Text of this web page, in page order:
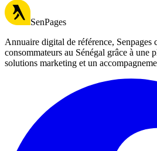
SenPages
Annuaire digital de référence, Senpages
consommateurs au Sénégal grâce à une
solutions marketing et un